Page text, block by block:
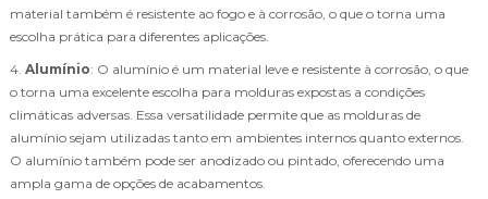
material também é resistente ao fogo e à corrosão, o que o torna uma
escolha prática para diferentes aplicações.
4. Alumínio: O alumínio é um material leve e resistente à corrosão, o que
o torna uma excelente escolha para molduras expostas a condições
climáticas adversas. Essa versatilidade permite que as molduras de
alumínio sejam utilizadas tanto em ambientes internos quanto externos.
O alumínio também pode ser anodizado ou pintado, oferecendo uma
ampla gama de opções de acabamentos.